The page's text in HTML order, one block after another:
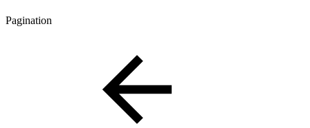
Pagination